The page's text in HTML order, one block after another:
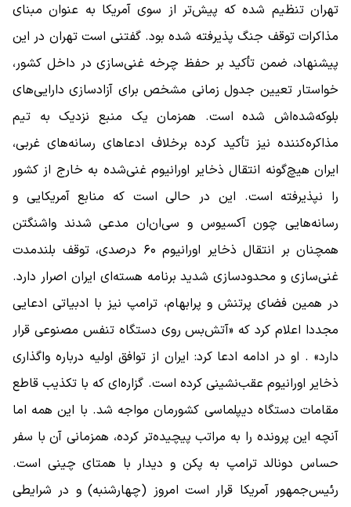
تهران تنظیم شده که پیش‌تر از سوی آمریکا به عنوان مبنای
مذاکرات توقف جنگ پذیرفته شده بود. گفتنی است تهران در این
پیشنهاد، ضمن تأکید بر حفظ چرخه غنی‌سازی در داخل کشور،
خواستار تعیین جدول زمانی مشخص برای آزادسازی دارایی‌های
بلوکه‌شده‌اش شده است. همزمان یک منبع نزدیک به تیم
مذاکره‌کننده نیز تأکید کرده برخلاف ادعاهای رسانه‌های غربی،
ایران هیچ‌گونه انتقال ذخایر اورانیوم غنی‌شده به خارج از کشور
را نپذیرفته است. این در حالی است که منابع آمریکایی و
رسانه‌هایی چون آکسیوس و سی‌ان‌ان مدعی شدند واشنگتن
همچنان بر انتقال ذخایر اورانیوم ۶۰ درصدی، توقف بلندمدت
غنی‌سازی و محدودسازی شدید برنامه هسته‌ای ایران اصرار دارد.
در همین فضای پرتنش و پرابهام، ترامپ نیز با ادبیاتی ادعایی
مجددا اعلام کرد که «آتش‌بس روی دستگاه تنفس مصنوعی قرار
دارد» . او در ادامه ادعا کرد: ایران از توافق اولیه درباره واگذاری
ذخایر اورانیوم عقب‌نشینی کرده است. گزاره‌ای که با تکذیب قاطع
مقامات دستگاه دیپلماسی کشورمان مواجه شد. با این همه اما
آنچه این پرونده را به مراتب پیچیده‌تر کرده، همزمانی آن با سفر
حساس دونالد ترامپ به پکن و دیدار با همتای چینی است.
رئیس‌جمهور آمریکا قرار است امروز (چهارشنبه) و در شرایطی